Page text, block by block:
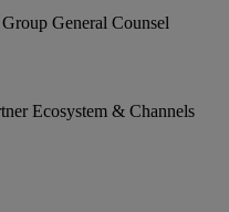
General Counsel
Ecosystem & Channels